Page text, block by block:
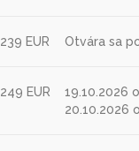
239 EUR Otvára sa
249 EUR
19.10.2026
20.10.2026